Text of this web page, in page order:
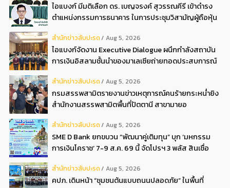
ไอแบงก์ มีมติเลือก ดร. เบญจรงค์ สุวรรณคีรี เข้าดำรง
ตำแหน่งกรรมการธนาคาร ในการประชุมวิสามัญผู้ถือหุ้น
สํานักข่าวสับปะรด Aug 5, 2026
ไอแบงก์จัดงาน Executive Dialogue ผนึกกำลังสถาบัน
การเงินอิสลามชั้นนำของมาเลเซียถ่ายทอดประสบการณ์
อิสลามแห่งอนาคต
สํานักข่าวสับปะรด Aug 5, 2026
กรมสรรพสามิตรายงานข่าวเหตุการณ์คนร้ายกระหน่ำยิง
สำนักงานสรรพสามิตพื้นที่ปัตตานี สาขามายอ
สํานักข่าวสับปะรด Aug 5, 2026
SME D Bank ยกขบวน “พัฒนาคู่เติมทุน” บุก ‘มหกรรม
การเงินโคราช’ 7-9 ส.ค. 69 นี้ จัดโปรฯ 3 พลัส สินเชื่อ
สํานักข่าวสับปะรด Aug 5, 2026
คปภ. เดินหน้า “ชุมชนต้นแบบถนนปลอดภัย” ในพื้นที่